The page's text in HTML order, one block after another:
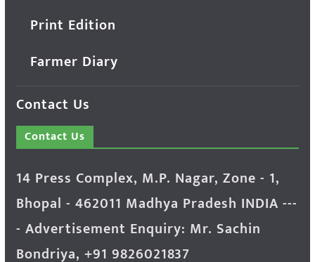
Print Edition
Farmer Diary
Contact Us
Contact Us
14 Press Complex, M.P. Nagar, Zone - 1,
Bhopal - 462011 Madhya Pradesh INDIA ---
- Advertisement Enquiry: Mr. Sachin
Bondriya, +91 9826021837